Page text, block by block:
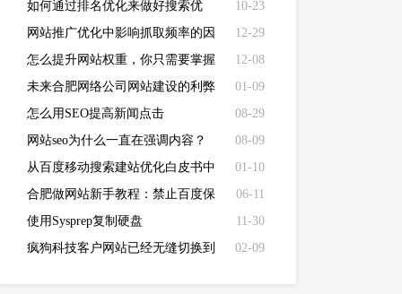
10-23
如何通过排名优化来做好搜索优
化？
12-29
网站推广优化中影响抓取频率的因
素有哪些？
12-08
怎么提升网站权重，你只需要掌握
这几点？
01-09
未来合肥网络公司网站建设的利弊
得失要懂得如何化解
08-29
怎么用SEO提高新闻点击
08-09
网站seo为什么一直在强调内容？
01-10
从百度移动搜索建站优化白皮书中
总结了几个重点！
06-11
合肥做网站新手教程：禁止百度保
留快照的代码：noarchive
11-30
使用Sysprep复制硬盘
02-09
疯狗科技客户网站已经无缝切换到